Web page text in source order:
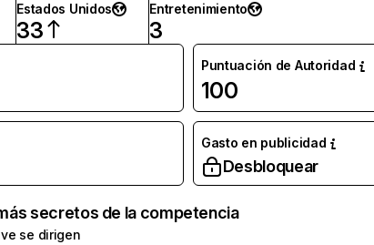
Estados Unidos
33
Entretenimiento
3
Puntuación de Autoridad
100
Gasto en publicidad
Desbloquear
secretos de la competencia
se dirigen